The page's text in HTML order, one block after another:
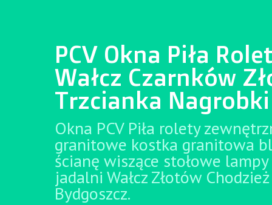
PCV Okna Piła
Wałcz Czarnków
Trzcianka Nagrobki
Okna PCV Piła rolety
granitowe kostka granitowa
ścianę wiszące stołowe
jadalni Wałcz Złotów
Bydgoszcz.